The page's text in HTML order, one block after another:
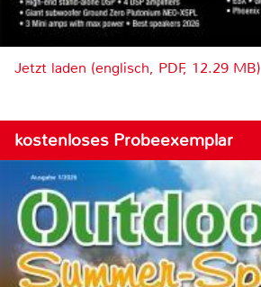
Jetzt laden (englisch, PDF, 12.29 MB)
kostenloses Probeexemplar